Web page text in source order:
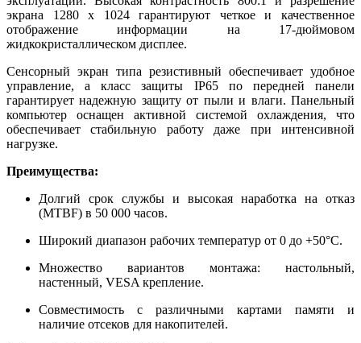
экрана 1280 x 1024 гарантируют четкое и качественное
отображение информации на 17-дюймовом
жидкокристаллическом дисплее.
Сенсорный экран типа резистивный обеспечивает удобное
управление, а класс защиты IP65 по передней панели
гарантирует надежную защиту от пыли и влаги. Панельный
компьютер оснащен активной системой охлаждения, что
обеспечивает стабильную работу даже при интенсивной
нагрузке.
Преимущества:
Долгий срок службы и высокая наработка на отказ
(MTBF) в 50 000 часов.
Широкий диапазон рабочих температур от 0 до +50°C.
Множество вариантов монтажа: настольный,
настенный, VESA крепление.
Совместимость с различными картами памяти и
наличие отсеков для накопителей.